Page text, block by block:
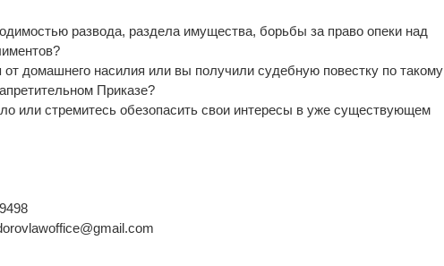
развода, раздела имущества, борьбы за право опеки над
домашнего насилия или вы получили судебную повестку по такому
Приказе?
или стремитесь обезопасить свои интересы в уже существующем